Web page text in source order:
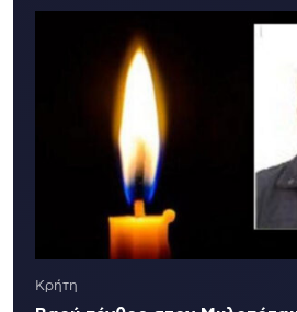
Κρήτη